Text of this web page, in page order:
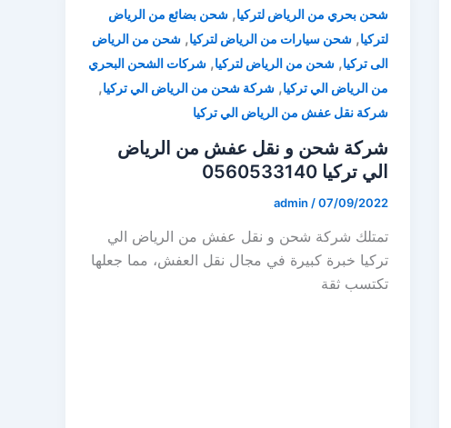
شحن بحري من الرياض لتركيا,شحن بضائع من الرياض
لتركيا,شحن سيارات من الرياض لتركيا,شحن من الرياض
الى تركيا,شحن من الرياض لتركيا,شركات الشحن البحري
من الرياض الي تركيا,شركة شحن من الرياض الي تركيا,
شركة نقل عفش من الرياض الي تركيا
شركة شحن و نقل عفش من الرياض
الي تركيا 0560533140
admin /07/09/2022
تمتلك شركة شحن و نقل عفش من الرياض الي
تركيا خبرة كبيرة في مجال نقل العفش، مما جعلها
تكتسب ثقة